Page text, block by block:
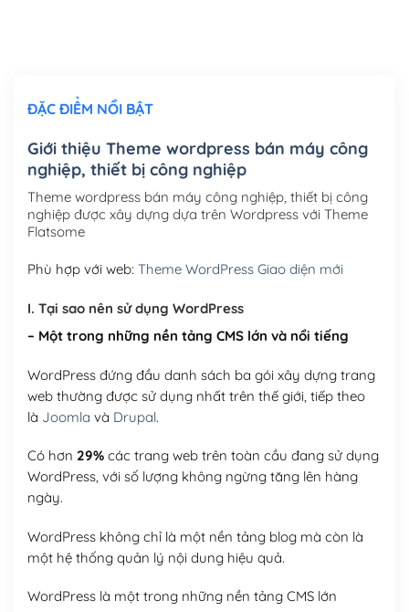
Mua thêm Host + Tên miền
Tên miền quốc tế .com .net .org (1 năm)
(+300,000₫)
Tên miền Việt Nam .vn (1 năm)
Hosting 2GB SSD (1 năm)(+450,000₫)
Hosting 8GB SSD (1 năm) (+950,000₫)
ĐẶC ĐIỂM NỔI BẬT
Giới thiệu Theme wordpress bán máy công
nghiệp, thiết bị công nghiệp
Theme wordpress bán máy công nghiệp, thiết bị công
nghiệp được xây dựng dựa trên Wordpress với Theme
Flatsome
Phù hợp với web: Theme WordPress Giao diện mới
I. Tại sao nên sử dụng WordPress
– Một trong những nền tảng CMS lớn và nổi tiếng
WordPress đứng đầu danh sách ba gói xây dựng trang
web thường được sử dụng nhất trên thế giới, tiếp theo
là Joomla và Drupal.
Có hơn 29%các trang web trên toàn cầu đang sử dụng
WordPress, với số lượng không ngừng tăng lên hàng
ngày.
WordPress không chỉ là một nền tảng blog mà còn là
một hệ thống quản lý nội dung hiệu quả.
WordPress là một trong những nền tảng CMS lớn